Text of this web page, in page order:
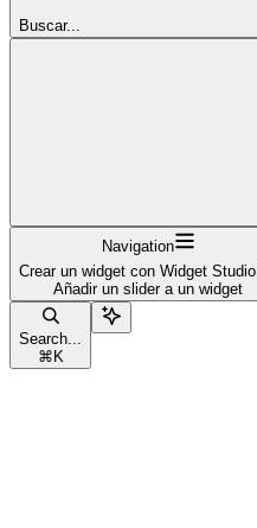
Buscar...
Navigation
Crear un widget con Widget Studio
Añadir un slider a un widget
Search...
⌘ K